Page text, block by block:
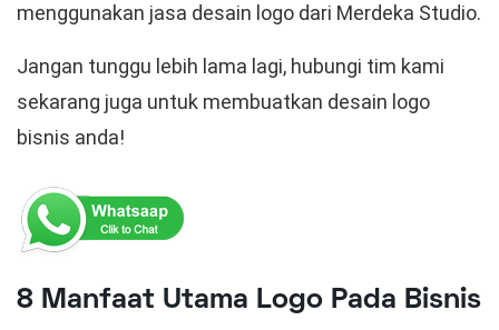
menggunakan jasa desain logo dari Merdeka Studio.
Jangan tunggu lebih lama lagi, hubungi tim kami
sekarang juga untuk membuatkan desain logo
bisnis anda!
8 Manfaat Utama Logo Pada Bisnis